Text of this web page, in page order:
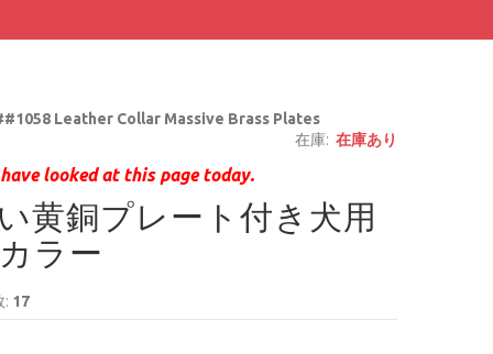
Leather Collar Massive Brass Plates
在庫: 在庫あり
looked at this page today.
黄銅プレート付き犬用
ラー
: 17